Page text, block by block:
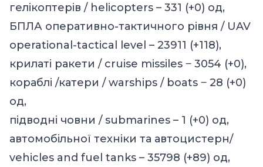
гелікоптерів / helicopters – 331 (+0) од,
БПЛА оперативно-тактичного рівня / UAV
operational-tactical level – 23911 (+118),
крилаті ракети / cruise missiles ‒ 3054 (+0),
кораблі /катери / warships / boats ‒ 28 (+0)
од,
підводні човни / submarines – 1 (+0) од,
автомобільної техніки та автоцистерн/
vehicles and fuel tanks – 35798 (+89) од,